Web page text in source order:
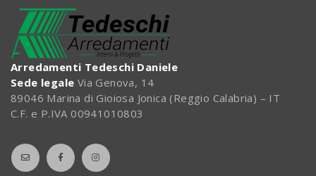
Arredamenti Tedeschi Daniele
Sede legale Via Genova, 14
89046 Marina di Gioiosa Jonica (Reggio Calabria) – IT
C.F. e P.IVA 00941010803